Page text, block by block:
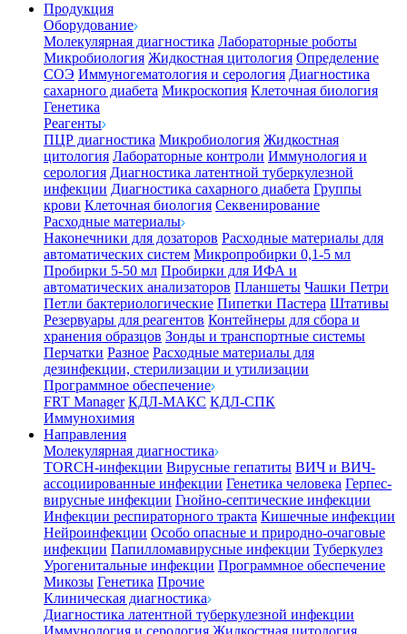
Продукция
Оборудование
Молекулярная диагностика Лабораторные роботы
Микробиология Жидкостная цитология Определение
СОЭ Иммуногематология и серология Диагностика
сахарного диабета Микроскопия Клеточная биология
Генетика
Реагенты
ПЦР диагностика Микробиология Жидкостная
цитология Лабораторные контроли Иммунология и
серология Диагностика латентной туберкулезной
инфекции Диагностика сахарного диабета Группы
крови Клеточная биология Секвенирование
Расходные материалы
Наконечники для дозаторов Расходные материалы для
автоматических систем Микропробирки 0,1-5 мл
Пробирки 5-50 мл Пробирки для ИФА и
автоматических анализаторов Планшеты Чашки Петри
Петли бактериологические Пипетки Пастера Штативы
Резервуары для реагентов Контейнеры для сбора и
хранения образцов Зонды и транспортные системы
Перчатки Разное Расходные материалы для
дезинфекции, стерилизации и утилизации
Программное обеспечение
FRT Manager КДЛ-МАКС КДЛ-СПК
Иммунохимия
Направления
Молекулярная диагностика
TORCH-инфекции Вирусные гепатиты ВИЧ и ВИЧ-
ассоциированные инфекции Генетика человека Герпес-
вирусные инфекции Гнойно-септические инфекции
Инфекции респираторного тракта Кишечные инфекции
Нейроинфекции Особо опасные и природно-очаговые
инфекции Папилломавирусные инфекции Туберкулез
Урогенитальные инфекции Программное обеспечение
Микозы Генетика Прочие
Клиническая диагностика
Диагностика латентной туберкулезной инфекции
Иммунология и серология Жидкостная цитология